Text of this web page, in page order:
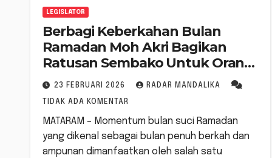
LEGISLATOR
Berbagi Keberkahan Bulan
Ramadan Moh Akri Bagikan
Ratusan Sembako Untuk Orang
Tua Jompo
23 FEBRUARI 2026 RADAR MANDALIKA
TIDAK ADA KOMENTAR
MATARAM – Momentum bulan suci Ramadan
yang dikenal sebagai bulan penuh berkah dan
ampunan dimanfaatkan oleh salah satu